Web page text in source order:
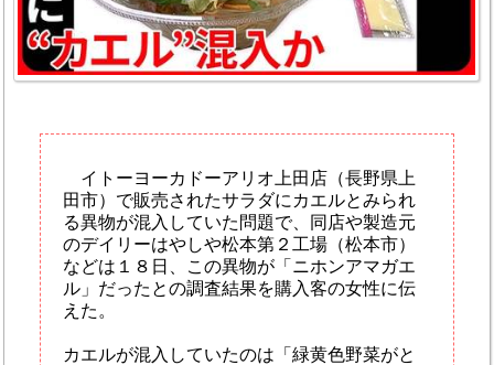
イトーヨーカドーアリオ上田店（長野県上
田市）で販売されたサラダにカエルとみられ
る異物が混入していた問題で、同店や製造元
のデイリーはやしや松本第２工場（松本市）
などは１８日、この異物が「ニホンアマガエ
ル」だったとの調査結果を購入客の女性に伝
えた。
カエルが混入していたのは「緑黄色野菜がと